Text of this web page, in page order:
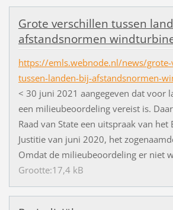
Grote verschillen tussen
afstandsnormen
https://emls.webnode.nl/news/
tussen-landen-bij-afstandsnormen-
< 30 juni 2021 aangegeven dat voor
een milieubeoordeling vereist is.
Raad van State een uitspraak van het
Justitie van juni 2020, het
Omdat de milieubeoordeling er niet
Grootte:17,4 kB